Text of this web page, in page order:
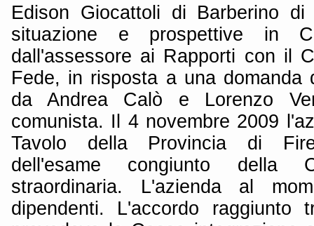
Edison Giocattoli di Barberino di
situazione e prospettive in
dall'assessore ai Rapporti con il
Fede, in risposta a una domanda
da Andrea Calò e Lorenzo
comunista. Il 4 novembre 2009
Tavolo della Provincia di
dell'esame congiunto della
straordinaria. L'azienda al
dipendenti. L'accordo